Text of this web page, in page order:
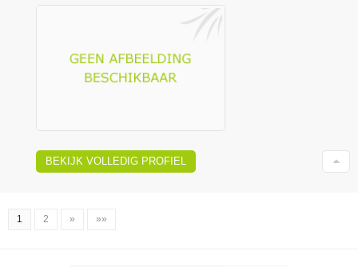
BEKIJK VOLLEDIG PROFIEL
1 2 » »»